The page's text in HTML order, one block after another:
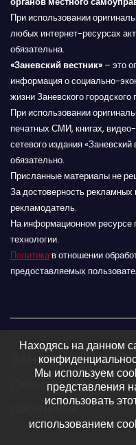
При использовании
любых интернет-ресурсах
обязательна.
«Заневский вестник» – это
информация о социально-
жизни Заневского городского
При использовании
печатных СМИ, книгах,
сетевого издания
обязательно.
Присланные материалы не
За достоверность рекламных
рекламодатель.
На информационном
технологии.
Политикав отношении
предоставляемых
ЗАНЕВСКИЙ
Сетевое издание
поселения
Находясь на данном
Мы используем
представления
использовать
использованием